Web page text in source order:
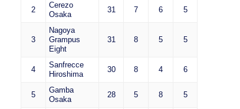
2
Cerezo
Osaka
31 7 6 5
3
Nagoya
Grampus
Eight
31 8 5 5
4
Sanfrecce
Hiroshima
30 8 4 6
5
Gamba
Osaka
28 5 8 5